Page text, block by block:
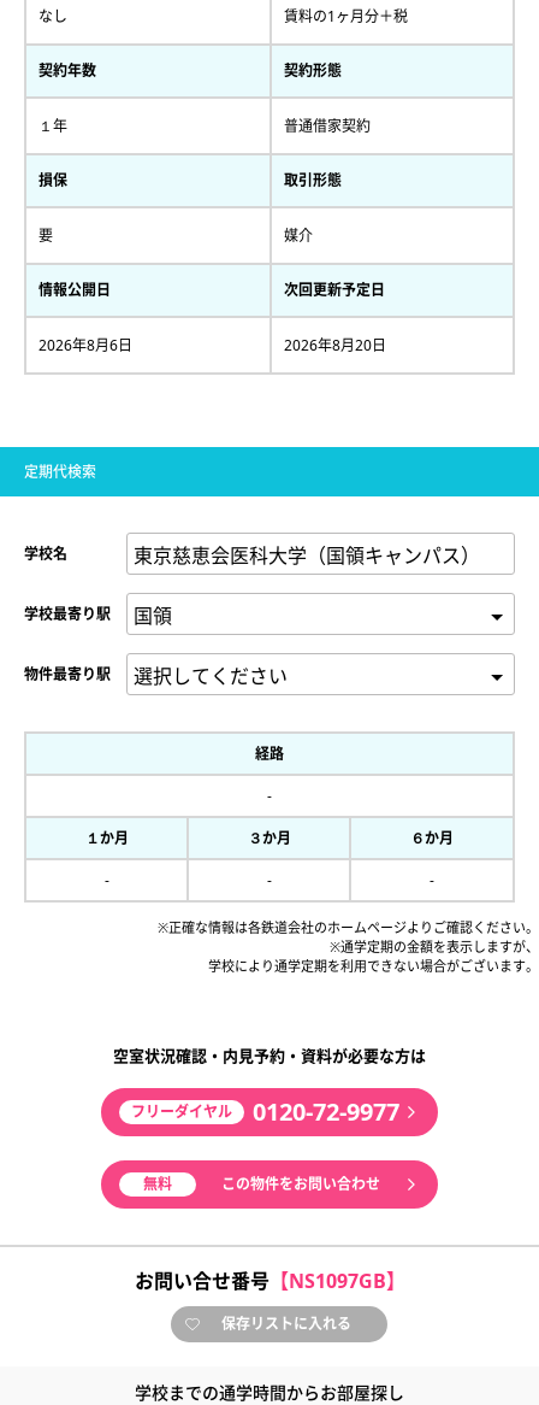
なし 賃料の1ヶ月分＋税
契約年数
１年
契約形態
普通借家契約
損保
要
取引形態
媒介
情報公開日
2026年8月6日
次回更新予定日
2026年8月20日
定期代検索
学校名
学校最寄り駅
物件最寄り駅
経路
-
１か月 ３か月 ６か月
- - -
※正確な情報は各鉄道会社のホームページよりご確認ください。
※通学定期の金額を表示しますが、
学校により通学定期を利用できない場合がございます。
空室状況確認・内見予約・資料が必要な方は
フリーダイヤル 0120-72-9977
無料 この物件をお問い合わせ
お問い合せ番号【NS1097GB】
保存リストに入れる
学校までの通学時間からお部屋探し